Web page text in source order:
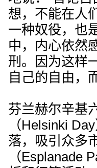
想，不能在人
一种奴役，也
中，内心依然
刑。因为这样
自己的自由，
芬兰赫尔辛基
（Helsinki
落，吸引众多
（Esplanade